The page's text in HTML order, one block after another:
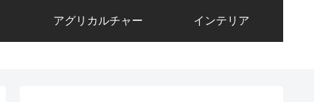
アグリカルチャー インテリア